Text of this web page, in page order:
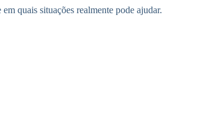
quais situações realmente pode ajudar.